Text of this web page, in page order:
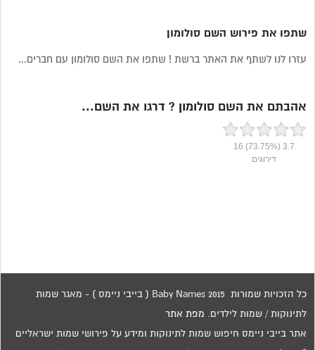
שתפו את פירוש השם סולומון
עזרו לנו לשתף את האתר ברשת ! שתפו את השם סולומון עם חברים...
אהבתם את השם סולומון ? דרגו את השם...
3.7
(73.75%)
16
דירוגים
כל הזכויות שמורות 2015 Baby Names ( בייבי ניימס ) - מאגר שמות
לתינוקות / שמות לילדים. מפת אתר
אתר בייבי ניימס חיפוש שמות לתינוקות ומידע על פירושי שמות ישראליים